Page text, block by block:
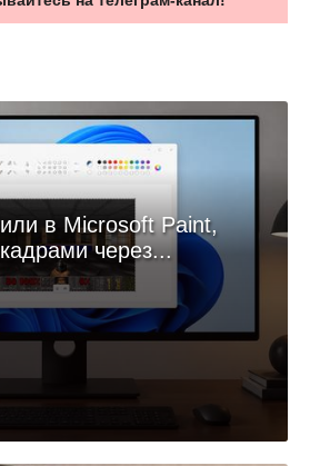
в Microsoft Paint,
через...